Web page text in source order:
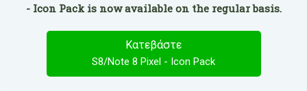
- Icon Pack is now available on the regular basis.
Κατεβάστε
S8/Note 8 Pixel - Icon Pack